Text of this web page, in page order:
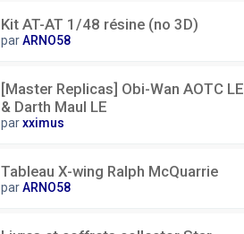
Kit AT-AT 1/48 résine (no 3D)
parARNO58
[Master Replicas] Obi-Wan AOTC LE
& Darth Maul LE
parxximus
Tableau X-wing Ralph McQuarrie
parARNO58